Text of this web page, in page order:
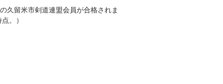
久留米市剣道連盟会員が合格されま
。）